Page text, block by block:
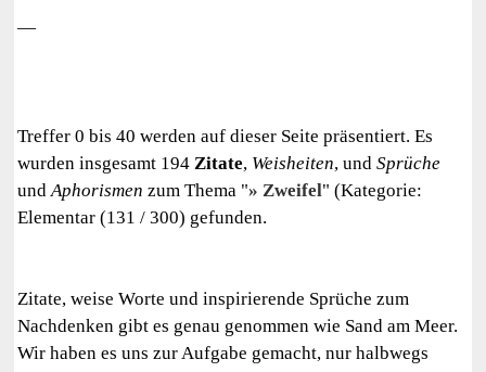
—
Treffer 0 bis 40 werden auf dieser Seite präsentiert. Es
wurden insgesamt 194Zitate, Weisheiten, undSprüche
undAphorismen zum Thema " Zweifel" (Kategorie:
Elementar (131 / 300) gefunden.
Zitate, weise Worte und inspirierende Sprüche zum
Nachdenken gibt es genau genommen wie Sand am Meer.
Wir haben es uns zur Aufgabe gemacht, nur halbwegs